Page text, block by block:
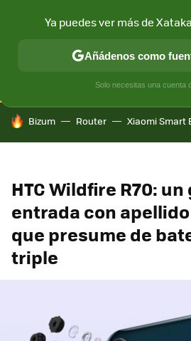
CONECTIVIDAD MÓVIL Y SOCIEDAD
HOY SE HABLA DE
Bizum Router Xiaomi Smart
HTC Wildfire R70:
entrada con
que presume de
triple
Ya puedes ver más de
Añádenos como
Solo necesitas una cuenta